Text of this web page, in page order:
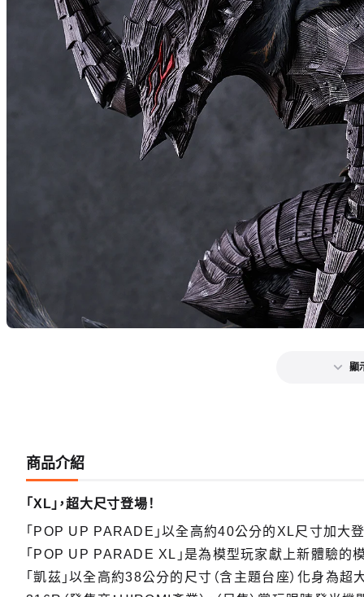
顯
商品介紹
「XL」，超大尺寸登場！
「POP UP PARADE」以全高約40公分的XL尺寸加大
「POP UP PARADE XL」是為模型玩家獻上新體驗的
「凱茲」以全高約38公分的尺寸（含主題台座）化身為